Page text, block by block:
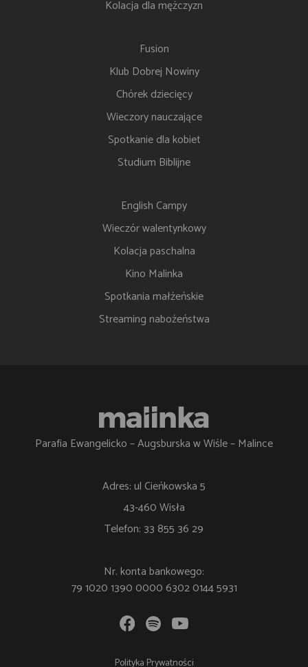
Kolacja dla mężczyzn
Fusion
Klub Dobrej Nowiny
Chórek dziecięcy
Wieczory nauczające
Spotkanie dla kobiet
Studium Biblijne
English Campy
Wieczór walentynkowy
Kolacja paschalna
Kino Malinka
Spotkania małżeńskie
Streaming nabożeństwa
Parafia Ewangelicko – Augsburska w Wiśle – Malince
Adres: ul Cieńkowska 5
43-460 Wisła
Telefon: 33 855 36 29
Nr. konta bankowego:
79 1020 1390 0000 6302 0144 5931
Polityka Prywatności